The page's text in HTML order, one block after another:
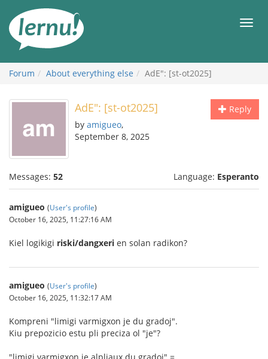
the
content
Forum About everything else AdE": [st-ot2025]
Reply
AdE": [st-ot2025]
by amigueo,
September 8, 2025
Messages: 52 Language: Esperanto
amigueo (User's profile)
October 16, 2025, 11:27:16 AM
Kiel logikigi riski/dangxeri en solan radikon?
amigueo (User's profile)
October 16, 2025, 11:32:17 AM
Kompreni "limigi varmigxon je du gradoj".
Kiu prepozicio estu pli preciza ol "je"?